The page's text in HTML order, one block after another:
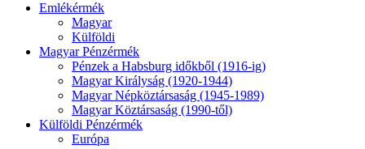
Emlékérmék
Magyar
Külföldi
Magyar Pénzérmék
Pénzek a Habsburg időkből (1916-ig)
Magyar Királyság (1920-1944)
Magyar Népköztársaság (1945-1989)
Magyar Köztársaság (1990-től)
Külföldi Pénzérmék
Európa